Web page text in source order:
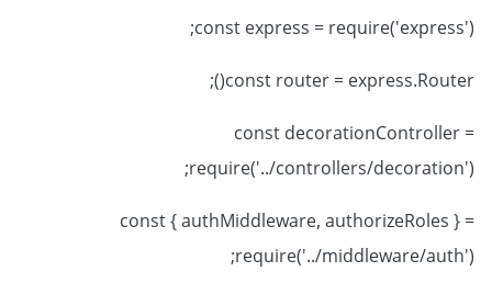
الرابط المخزن.
وهذا الاستعمال لأنه في حال ما إذا كنت ستعرضين عددا كبيرا من
الصور دفعة واحدة، فمن الأفضل استخدام الخدمات الخارجية مثلما
أشرنا مع استخدام CDN وهذا بغية تسريع تحميل الصور على
const express = require('express');
const router = express.Router();
const decorationController =
require('../controllers/decoration');
const { authMiddleware, authorizeRoles } =
require('../middleware/auth');